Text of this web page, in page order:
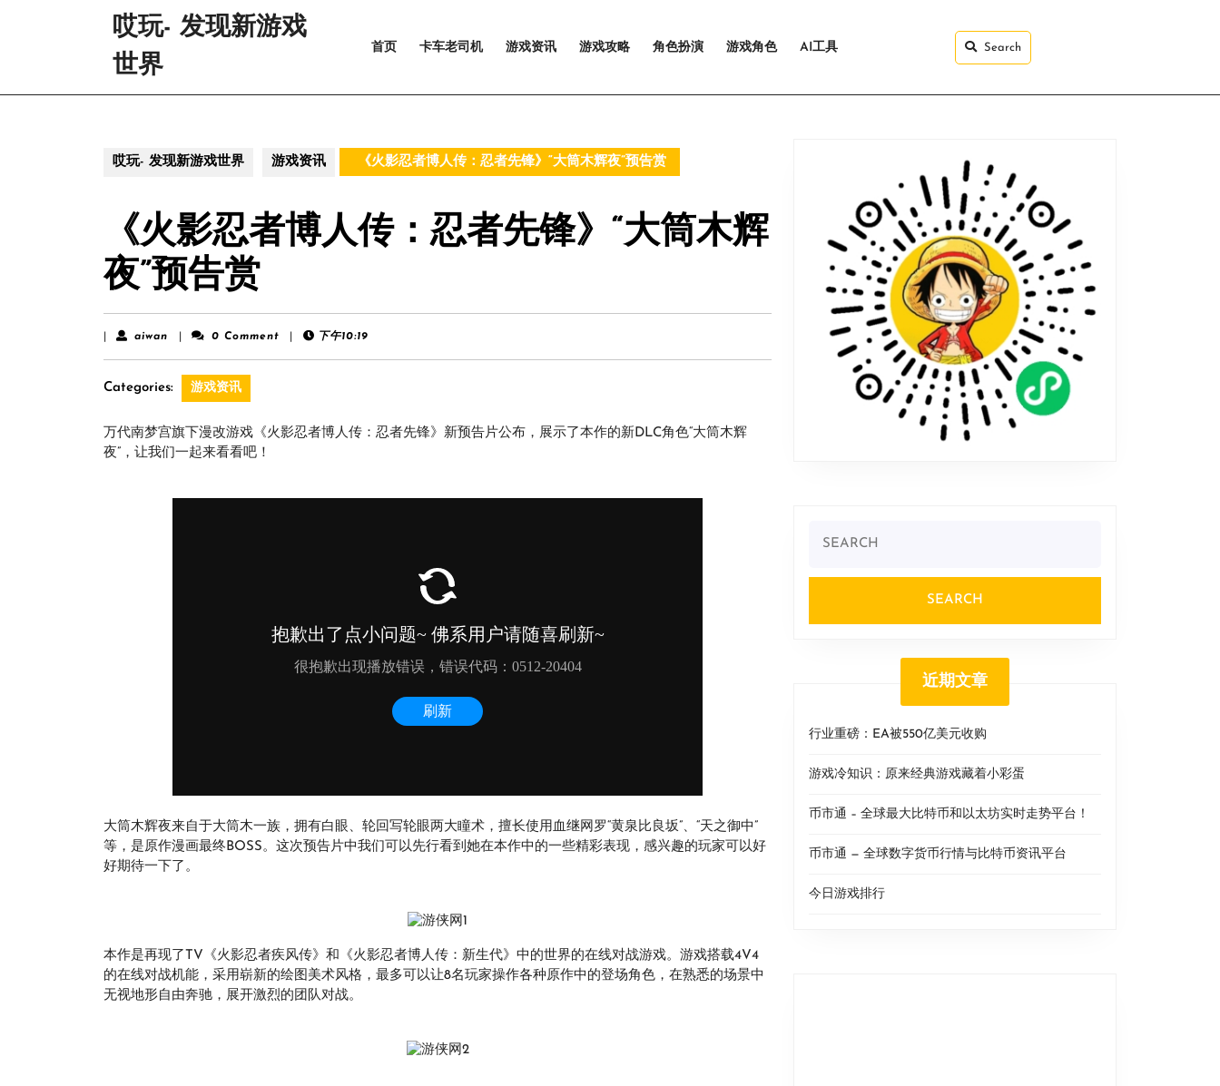
哎玩- 发现新游戏
世界
首页 卡车老司机 游戏资讯 游戏攻略 角色扮演 游戏角色 AI工具 Search
哎玩- 发现新游戏世界 游戏资讯 《火影忍者博人传：忍者先锋》“大筒木辉夜”预告赏
《火影忍者博人传：忍者先锋》“大筒木辉
夜”预告赏
aiwan aiwan 0 Comment 下午10:19
Categories: 游戏资讯
万代南梦宫旗下漫改游戏《火影忍者博人传：忍者先锋》新预告片公布，展示了本作的新DLC角色“大筒木辉
夜”，让我们一起来看看吧！
大筒木辉夜来自于大筒木一族，拥有白眼、轮回写轮眼两大瞳术，擅长使用血继网罗“黄泉比良坂”、“天之御中”
等，是原作漫画最终BOSS。这次预告片中我们可以先行看到她在本作中的一些精彩表现，感兴趣的玩家可以好
好期待一下了。
本作是再现了TV《火影忍者疾风传》和《火影忍者博人传：新生代》中的世界的在线对战游戏。游戏搭载4V4
的在线对战机能，采用崭新的绘图美术风格，最多可以让8名玩家操作各种原作中的登场角色，在熟悉的场景中
无视地形自由奔驰，展开激烈的团队对战。
for:
近期文章
行业重磅：EA被550亿美元收购
游戏冷知识：原来经典游戏藏着小彩蛋
币市通 – 全球最大比特币和以太坊实时走势平台！
币市通 — 全球数字货币行情与比特币资讯平台
今日游戏排行